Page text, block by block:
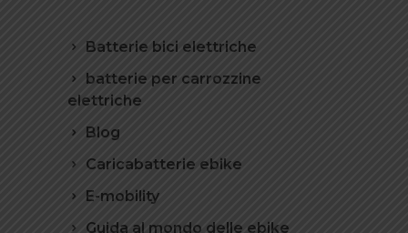
Batterie bici elettriche
batterie per carrozzine
elettriche
Blog
Caricabatterie ebike
E-mobility
Guida al mondo delle ebike